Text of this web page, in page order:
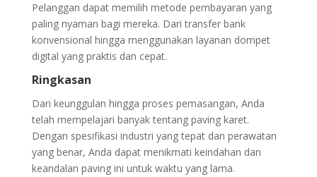
Pelanggan dapat memilih metode pembayaran yang
paling nyaman bagi mereka. Dari transfer bank
konvensional hingga menggunakan layanan dompet
digital yang praktis dan cepat.
Ringkasan
Dari keunggulan hingga proses pemasangan, Anda
telah mempelajari banyak tentang paving karet.
Dengan spesifikasi industri yang tepat dan perawatan
yang benar, Anda dapat menikmati keindahan dan
keandalan paving ini untuk waktu yang lama.